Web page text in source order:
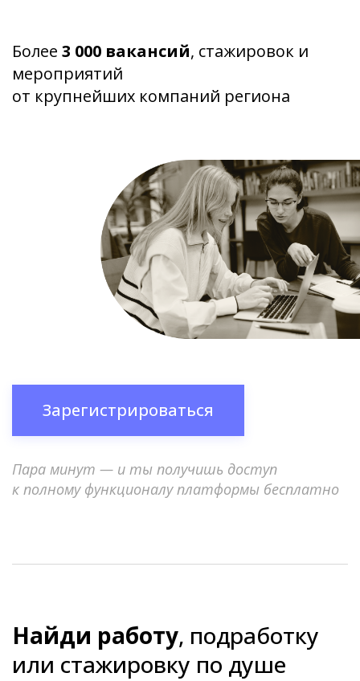
Более 3 000 вакансий, стажировок и
мероприятий
от крупнейших компаний региона
Зарегистрироваться
Пара минут — и ты получишь доступ
к полному функционалу платформы бесплатно
Найди работу, подработку
или стажировку по душе